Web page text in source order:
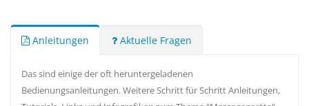
Anleitungen Aktuelle Fragen
Das sind einige der oft heruntergeladenen
Bedienungsanleitungen. Weitere Schritt für Schritt Anleitungen,